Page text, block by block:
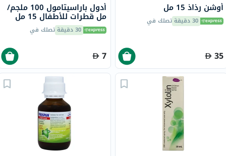
أوشن رذاذ 15 مل
30 دقيقة تصلك في
35
أدول باراسيتامول 100 ملجم/
مل قطرات للأطفال 15 مل
30 دقيقة تصلك في
7